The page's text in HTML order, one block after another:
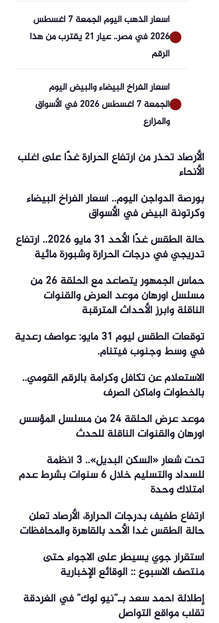
أسعار الذهب اليوم الجمعة 7 أغسطس
2026 في مصر.. عيار 21 يقترب من هذا
الرقم
أسعار الفراخ البيضاء والبيض اليوم
الجمعة 7 أغسطس 2026 في الأسواق
والمزارع
الأرصاد تحذر من ارتفاع الحرارة غدًا على أغلب
الأنحاء
بورصة الدواجن اليوم.. أسعار الفراخ البيضاء
وكرتونة البيض في الأسواق
حالة الطقس غدًا الأحد 31 مايو 2026.. ارتفاع
تدريجي في درجات الحرارة وشبورة مائية
حماس الجمهور يتصاعد مع الحلقة 26 من
مسلسل أورهان موعد العرض والقنوات
الناقلة وأبرز الأحداث المترقبة
توقعات الطقس ليوم 31 مايو: عواصف رعدية
في وسط وجنوب فيتنام.
الاستعلام عن تكافل وكرامة بالرقم القومي..
بالخطوات وأماكن الصرف
موعد عرض الحلقة 24 من مسلسل المؤسس
أورهان والقنوات الناقلة للحدث
تحت شعار «السكن البديل».. 3 أنظمة
للسداد والتسليم خلال 6 سنوات بشرط عدم
امتلاك وحدة
ارتفاع طفيف بدرجات الحرارة، الأرصاد تعلن
حالة الطقس غدا الأحد بالقاهرة والمحافظات
استقرار جوي يسيطر على الاجواء حتى
منتصف الاسبوع :: الوقائع الإخبارية
إطلالة أحمد سعد بـ”نيو لوك” في الغردقة
تقلب مواقع التواصل